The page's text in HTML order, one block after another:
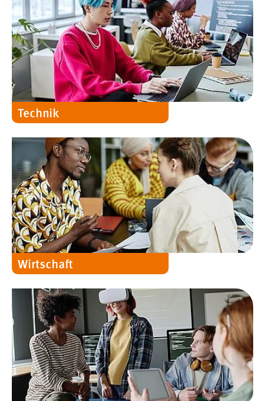
Technik
Wirtschaft
Sprachpräferenz
Name:
site-language-preference
Zweck:
Das Cookie speichert die gewählte Sprache der Website.
Cookie Laufzeit:
30 Tage
Chat
Name:
MibewSessionID, MIBEW_UserID, mibew_locale, mibew-
chat-frame-style-5e9dbeb1811c0446
Zweck:
Wird benötigt um die Chatfunktion nutzen zu können.
Cookie Laufzeit:
MibewSessionID, mibew-chat-frame-style-
5e9dbeb1811c0446 = Sitzungslaufzeit, mibew_locale = 3
Jahre, MIBEW_UserID = 1 Jahr
Login
Name:
fe_user, be_user, be_lastLoginProvider